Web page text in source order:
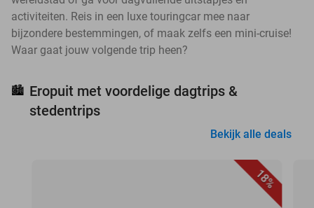
activiteiten. Reis in een luxe touringcar mee naar
bijzondere bestemmingen, of maak zelfs een mini-cruise!
Waar gaat jouw volgende trip heen?
🏙️ Eropuit met voordelige dagtrips &
stedentrips
Bekijk alle deals
18%